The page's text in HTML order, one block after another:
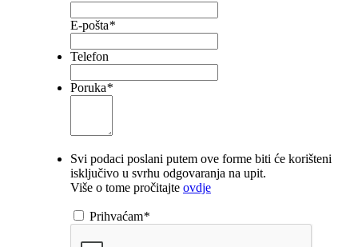
E-pošta*
Telefon
Poruka*
Svi podaci poslani putem ove forme biti će korišteni
isključivo u svrhu odgovaranja na upit.
Više o tome pročitajte ovdje
Prihvaćam*